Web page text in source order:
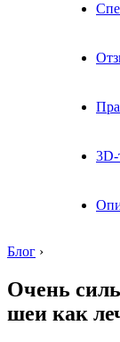
3D-
Блог ›
Очень
шеи как